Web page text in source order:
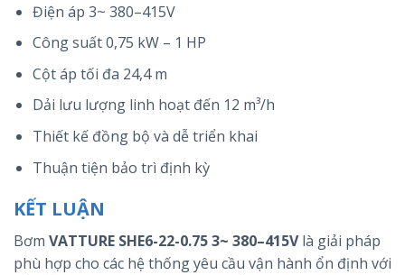
Điện áp 3~ 380–415V
Công suất 0,75 kW – 1 HP
Cột áp tối đa 24,4 m
Dải lưu lượng linh hoạt đến 12 m³/h
Thiết kế đồng bộ và dễ triển khai
Thuận tiện bảo trì định kỳ
KẾT LUẬN
Bơm VATTURE SHE6-22-0.75 3~ 380–415Vlà giải pháp
phù hợp cho các hệ thống yêu cầu vận hành ổn định với